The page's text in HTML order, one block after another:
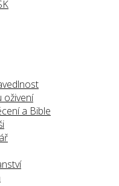
oživení
a Bible